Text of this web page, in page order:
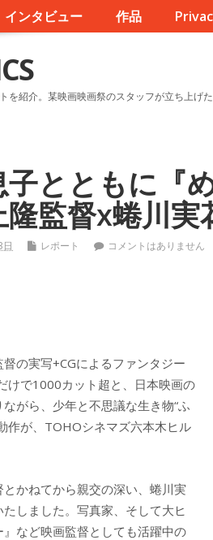
インタビュー 作品
を紹介。某映画映画祭のスタッフが立ち上げ
子とともに『
隆監督x蜷川
レポート コメントはありません
の実写+CGによるファンタジー
けで1000カット超と、日本映画の
がら、少年と不思議な生き物“ふ
作が、TOHOシネマズ六本木ヒル
かねてから親交の深い、蜷川実
しました。写真家、そして大ヒ
など映画監督としても活躍中の